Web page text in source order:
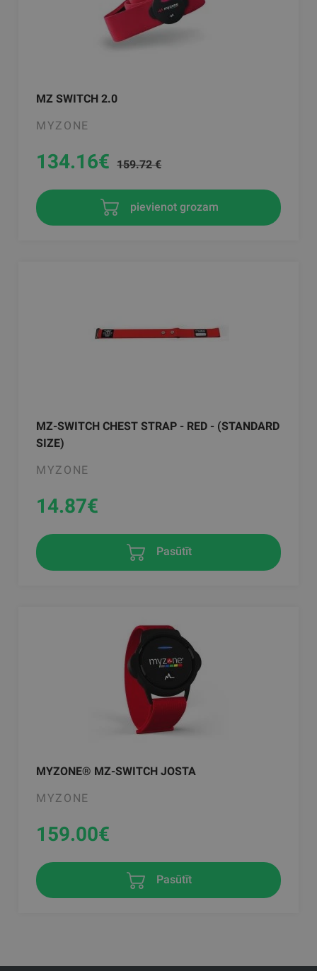
MZ SWITCH 2.0
MYZONE
134.16€ 159.72 €
pievienot grozam
MZ-SWITCH CHEST STRAP - RED - (STANDARD
SIZE)
MYZONE
14.87€
Pasūtīt
MYZONE® MZ-SWITCH JOSTA
MYZONE
159.00€
Pasūtīt